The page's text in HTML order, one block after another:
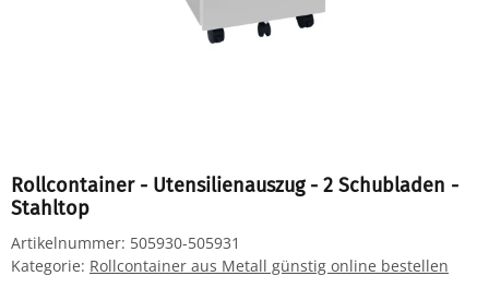
Rollcontainer - Utensilienauszug - 2 Schubladen -
Stahltop
Artikelnummer: 505930-505931
Kategorie: Rollcontainer aus Metall günstig online bestellen